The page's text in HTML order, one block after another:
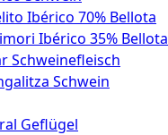
Ibérico 70% Bellota
Ibérico 35% Bellota
Schweinefleisch
Schwein
Geflügel